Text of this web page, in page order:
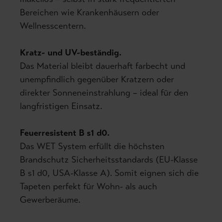
Bereichen wie Krankenhäusern oder
Wellnesscentern.
Kratz- und UV-beständig.
Das Material bleibt dauerhaft farbecht und
unempfindlich gegenüber Kratzern oder
direkter Sonneneinstrahlung – ideal für den
langfristigen Einsatz.
Feuerresistent B s1 d0.
Das WET System erfüllt die höchsten
Brandschutz Sicherheitsstandards (EU-Klasse
B s1 d0, USA-Klasse A). Somit eignen sich die
Tapeten perfekt für Wohn- als auch
Gewerberäume.